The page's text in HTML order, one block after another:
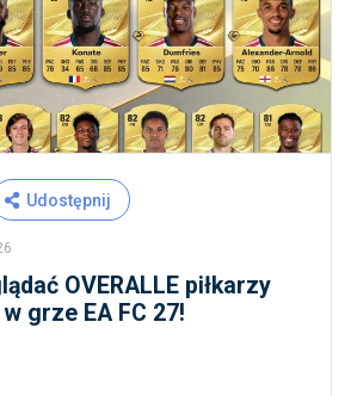
Udostępnij
OVERALLE piłkarzy
grze EA FC 27!